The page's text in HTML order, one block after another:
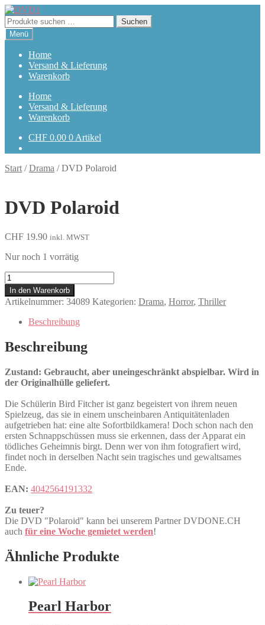
Zur
Navigation
springen
Zum
Inhalt
springen
Suchen
nach:
Suchen
Menü
Home
Versand & Lieferung
Warenkorb
Home
Versand & Lieferung
Warenkorb
CHF 0.00 0 Artikel
Start /Drama /DVD Polaroid
DVD Polaroid
CHF 19.90 inkl. MWST
Nur noch 1 vorrätig
Polaroid
Menge
In den Warenkorb
Artikelnummer: 34089 Kategorien: Drama, Horror, Thriller
Beschreibung
Beschreibung
Zustand: Gebraucht, aber uneingeschränkt abspielbar. Wird in
der Originalhülle geliefert.
Die Schülerin Bird Fitcher ist ganz begeistert von ihrem neuen
Spielzeug, das sie in einem unscheinbaren Antiquitätenladen
aufgetrieben hat: eine alte Sofortbildkamera! Doch schon nach den
ersten Schnappschüssen muss sie erkennen, dass der Apparat ein
tödliches Geheimnis birgt. Denn wer von ihm fotografiert wird,
findet noch in derselben Nacht sein tragisches und gewaltsames
Ende.
EAN: 4042564191332
Zu teuer?
Die DVD "Polaroid" kann bei unserem Partner DVDONE.CH
auch für eine Woche gemietet werden!
Ähnliche Produkte
Pearl Harbor